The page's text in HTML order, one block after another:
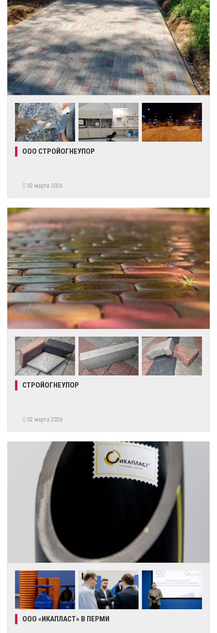
ООО СТРОЙОГНЕУПОР
02 марта 2026
СТРОЙОГНЕУПОР
02 марта 2026
ООО «ИКАПЛАСТ» В ПЕРМИ